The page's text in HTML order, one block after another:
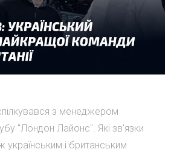
з менеджером
"Лондон Лайонс". Які зв'язки
українським і британським